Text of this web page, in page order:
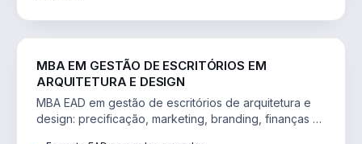
MBA EM GESTÃO DE ESCRITÓRIOS EM
ARQUITETURA E DESIGN
MBA EAD em gestão de escritórios de arquitetura e
design: precificação, marketing, branding, finanças e